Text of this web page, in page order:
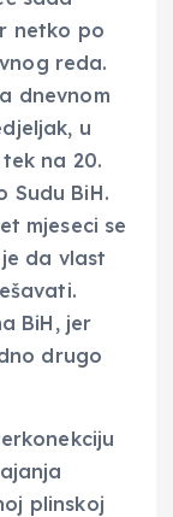
netko po
reda.
dnevnom
u
na 20.
Sudu BiH.
mjeseci se
da vlast
BiH, jer
drugo
plinskoj